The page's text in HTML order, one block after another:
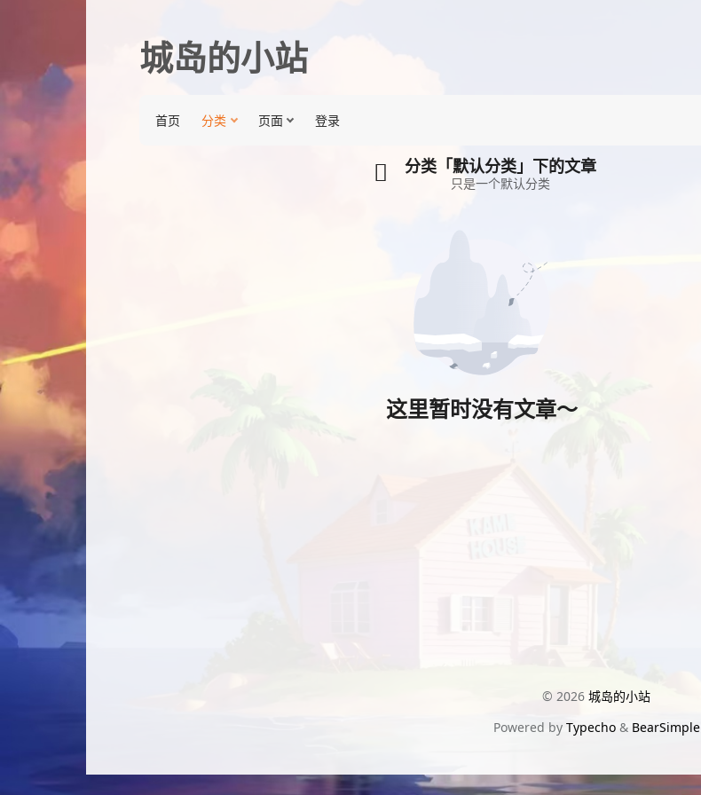
城岛的小站
首页 分类 页面 登录
分类「默认分类」下的文章
只是一个默认分类
这里暂时没有文章～
© 2026 城岛的小站
Powered by Typecho& BearSimple